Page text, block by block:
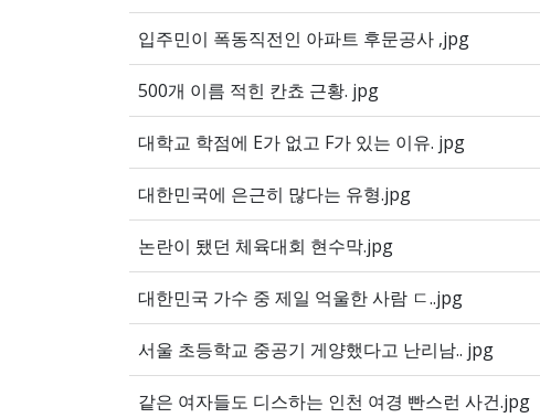
입주민이 폭동직전인 아파트 후문공사 ,jpg
500개 이름 적힌 칸쵸 근황. jpg
대학교 학점에 E가 없고 F가 있는 이유. jpg
대한민국에 은근히 많다는 유형.jpg
논란이 됐던 체육대회 현수막.jpg
대한민국 가수 중 제일 억울한 사람 ㄷ..jpg
서울 초등학교 중공기 게양했다고 난리남.. jpg
같은 여자들도 디스하는 인천 여경 빤스런 사건.jpg